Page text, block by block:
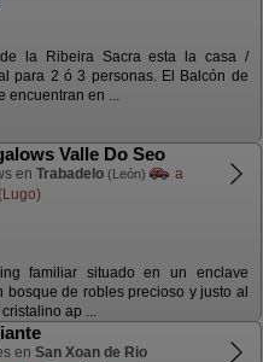
la Ribeira Sacra esta la casa /
para 2 ó 3 personas. El Balcón de
encuentran en ...
Valle Do Seo
en Trabadelo (León)
a
familiar situado en un enclave
bosque de robles precioso y justo al
ap ...
en San Xoan de Rio